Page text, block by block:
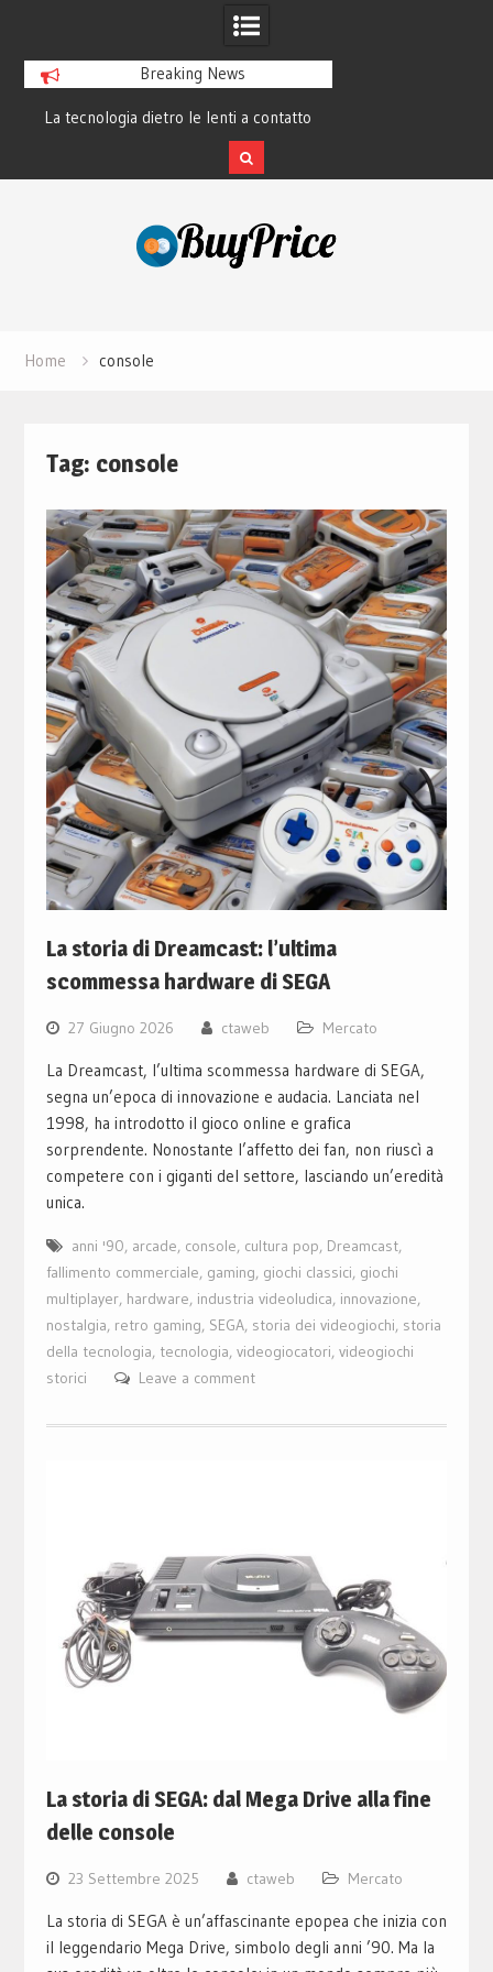
Breaking News
La tecnologia dietro le lenti a contatto
smart e il futuro visivo
Home console
Tag: console
La storia di Dreamcast: l’ultima
scommessa hardware di SEGA
27 Giugno 2026 ctaweb Mercato
La Dreamcast, l’ultima scommessa hardware di SEGA,
segna un’epoca di innovazione e audacia. Lanciata nel
1998, ha introdotto il gioco online e grafica
sorprendente. Nonostante l’affetto dei fan, non riuscì a
competere con i giganti del settore, lasciando un’eredità
unica.
anni '90, arcade, console, cultura pop, Dreamcast,
fallimento commerciale, gaming, giochi classici, giochi
multiplayer, hardware, industria videoludica, innovazione,
nostalgia, retro gaming, SEGA, storia dei videogiochi, storia
della tecnologia, tecnologia, videogiocatori, videogiochi
storici
Leave a comment
La storia di SEGA: dal Mega Drive alla fine
delle console
23 Settembre 2025 ctaweb Mercato
La storia di SEGA è un’affascinante epopea che inizia con
il leggendario Mega Drive, simbolo degli anni ’90. Ma la